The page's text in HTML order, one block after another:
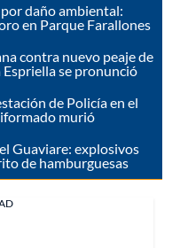
por daño ambiental:
en Parque Farallones
contra nuevo peaje de
se pronunció
de Policía en el
murió
Guaviare: explosivos
de hamburguesas